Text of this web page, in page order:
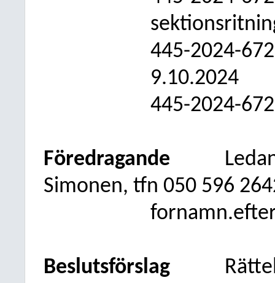
445-2024-
9.10.2024
445-2024-
Föredragande
Simonen, tfn 050 596
Beslutsförslag